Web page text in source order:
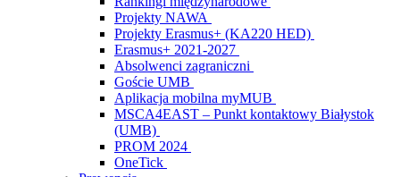
Projekty NAWA
Projekty Erasmus+ (KA220 HED)
Erasmus+ 2021-2027
Absolwenci zagraniczni
Goście UMB
Aplikacja mobilna myMUB
MSCA4EAST – Punkt kontaktowy Białystok
(UMB)
PROM 2024
OneTick